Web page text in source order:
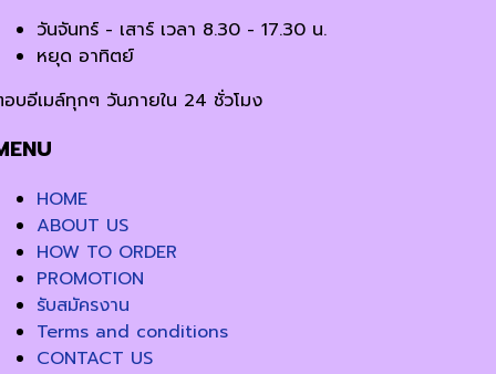
วันจันทร์ - เสาร์ เวลา 8.30 - 17.30 น.
หยุด อาทิตย์
บอีเมล์ทุกๆ วันภายใน 24 ชั่วโมง
HOME
ABOUT US
HOW TO ORDER
PROMOTION
รับสมัครงาน
Terms and conditions
CONTACT US